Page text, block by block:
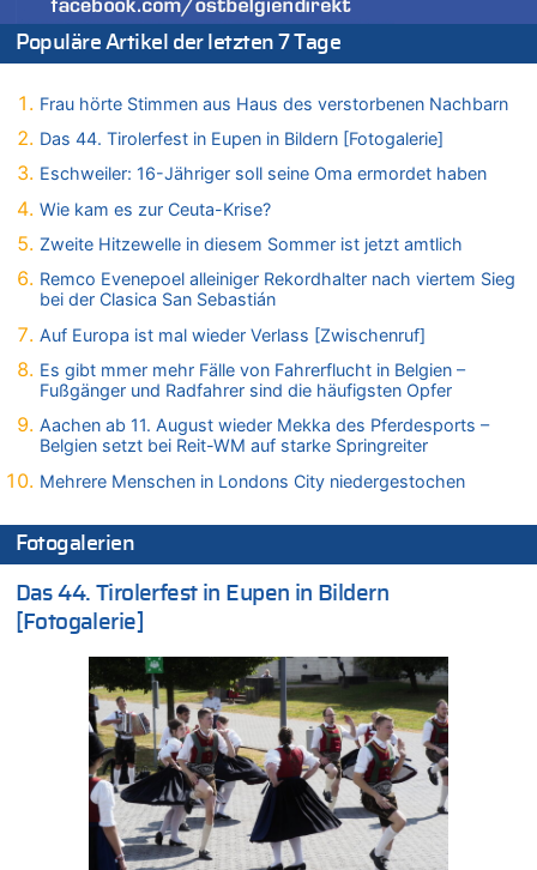
In Belgien missachten zwei von drei Autofahrern das
Tempolimit in 30er-Zonen – Untersuchung von Vias
Zweite Hitzewelle in diesem Sommer ist jetzt amtlich
07.08.2026 - 12:31 von Fassungslos zu
Tempolimit in 30er-Zonen – Untersuchung von Vias
07.08.2026 - 11:31 von Zuhörer zu
In Belgien missachten zwei von drei Autofahrern das
07.08.2026 - 11:23 von Dax zu
Tempolimit in 30er-Zonen – Untersuchung von Vias
07.08.2026 - 11:20 von JoKrings zu
In Belgien missachten zwei von drei Autofahrern das
Tempolimit in 30er-Zonen – Untersuchung von Vias
07.08.2026 - 11:15 von Dax zu
Wie kam es zur Ceuta-Krise?
Wasserstand des Rheins in NRW so niedrig wie noch nie
07.08.2026 - 10:29 von Soso zu
Aachen ab 11. August wieder Mekka des Pferdesports –
Belgien setzt bei Reit-WM auf starke Springreiter
In Belgien missachten zwei von drei Autofahrern das
Tempolimit in 30er-Zonen – Untersuchung von Vias
07.08.2026 - 10:05 von Ostbelgien Direkt zu
Soll Belgien Tempolimit auf Autobahnen erhöhen? – In
Tschechien ab 2024 maximal 150 km/h erlaubt
07.08.2026 - 10:05 von N. A. Klar zu
In Belgien missachten zwei von drei Autofahrern das
Tempolimit in 30er-Zonen – Untersuchung von Vias
Populäre Artikel der letzten 7 Tage
Frau hörte Stimmen aus Haus des verstorbenen Nachbarn
Das 44. Tirolerfest in Eupen in Bildern [Fotogalerie]
Eschweiler: 16-Jähriger soll seine Oma ermordet haben
Wie kam es zur Ceuta-Krise?
Zweite Hitzewelle in diesem Sommer ist jetzt amtlich
Remco Evenepoel alleiniger Rekordhalter nach viertem Sieg
bei der Clasica San Sebastián
Auf Europa ist mal wieder Verlass [Zwischenruf]
Es gibt mmer mehr Fälle von Fahrerflucht in Belgien –
Fußgänger und Radfahrer sind die häufigsten Opfer
Aachen ab 11. August wieder Mekka des Pferdesports –
Belgien setzt bei Reit-WM auf starke Springreiter
Mehrere Menschen in Londons City niedergestochen
Fotogalerien
Das 44. Tirolerfest in Eupen in Bildern
[Fotogalerie]